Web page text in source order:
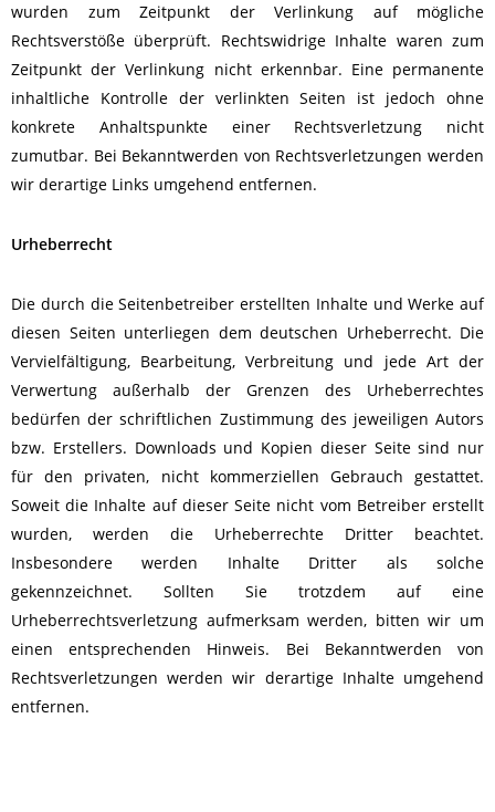
wurden zum Zeitpunkt der Verlinkung auf mögliche
Rechtsverstöße überprüft. Rechtswidrige Inhalte waren zum
Zeitpunkt der Verlinkung nicht erkennbar. Eine permanente
inhaltliche Kontrolle der verlinkten Seiten ist jedoch ohne
konkrete Anhaltspunkte einer Rechtsverletzung nicht
zumutbar. Bei Bekanntwerden von Rechtsverletzungen werden
wir derartige Links umgehend entfernen.
Urheberrecht
Die durch die Seitenbetreiber erstellten Inhalte und Werke auf
diesen Seiten unterliegen dem deutschen Urheberrecht. Die
Vervielfältigung, Bearbeitung, Verbreitung und jede Art der
Verwertung außerhalb der Grenzen des Urheberrechtes
bedürfen der schriftlichen Zustimmung des jeweiligen Autors
bzw. Erstellers. Downloads und Kopien dieser Seite sind nur
für den privaten, nicht kommerziellen Gebrauch gestattet.
Soweit die Inhalte auf dieser Seite nicht vom Betreiber erstellt
wurden, werden die Urheberrechte Dritter beachtet.
Insbesondere werden Inhalte Dritter als solche
gekennzeichnet. Sollten Sie trotzdem auf eine
Urheberrechtsverletzung aufmerksam werden, bitten wir um
einen entsprechenden Hinweis. Bei Bekanntwerden von
Rechtsverletzungen werden wir derartige Inhalte umgehend
entfernen.